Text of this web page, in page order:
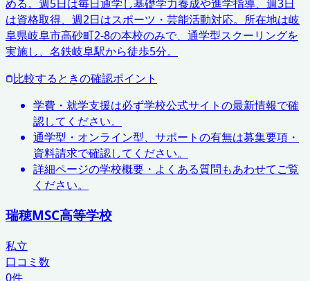
める。週5日は毎日通学し基礎学力養成や進学指導、週3日
は資格取得、週2日はスポーツ・芸能活動対応。所在地は岐
阜県岐阜市高砂町2-8の本校のみで、通学型スクーリングを
実施し、名鉄岐阜駅から徒歩5分。
比較するときの確認ポイント
学費・就学支援は必ず学校公式サイトの最新情報で確
認してください。
通学型・オンライン型、サポートの有無は募集要項・
資料請求で確認してください。
詳細ページの学校概要・よくある質問もあわせてご覧
ください。
瑞穂MSC高等学校
私立
口コミ数
0件